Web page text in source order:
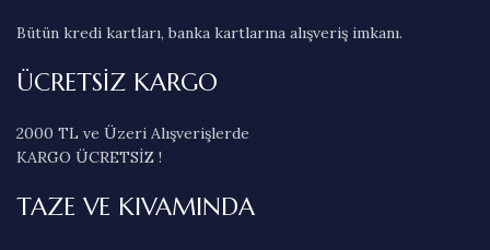
Bütün kredi kartları, banka kartlarına alışveriş imkanı.
ÜCRETSİZ KARGO
2000 TL ve Üzeri Alışverişlerde
KARGO ÜCRETSİZ !
TAZE VE KIVAMINDA